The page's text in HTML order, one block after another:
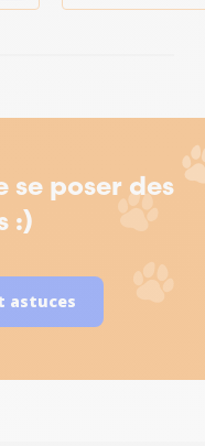
se poser des
:)
astuces